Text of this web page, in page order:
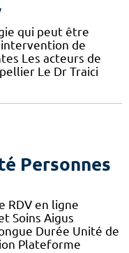
qui peut être
de
Les acteurs de
Le Dr Traici
Personnes
RDV en ligne
Soins Aigus
Durée Unité de
Plateforme